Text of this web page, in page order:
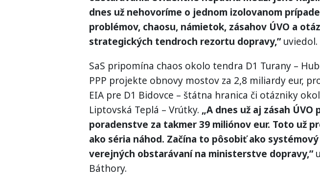
dnes už nehovoríme o jednom izolovanom
problémov, chaosu, námietok, zásahov ÚVO a
strategických tendroch rezortu dopravy,”uviedol.
SaS pripomína chaos okolo tendra D1 Turany –
PPP projekte obnovy mostov za 2,8 miliardy eur,
EIA pre D1 Bidovce – štátna hranica či otázniky
Liptovská Teplá – Vrútky. „A dnes už aj zásah ÚVO
poradenstve za takmer 39 miliónov eur. Toto už
ako séria náhod. Začína to pôsobiť ako
verejných obstarávaní na ministerstve dopravy,”
Báthory.